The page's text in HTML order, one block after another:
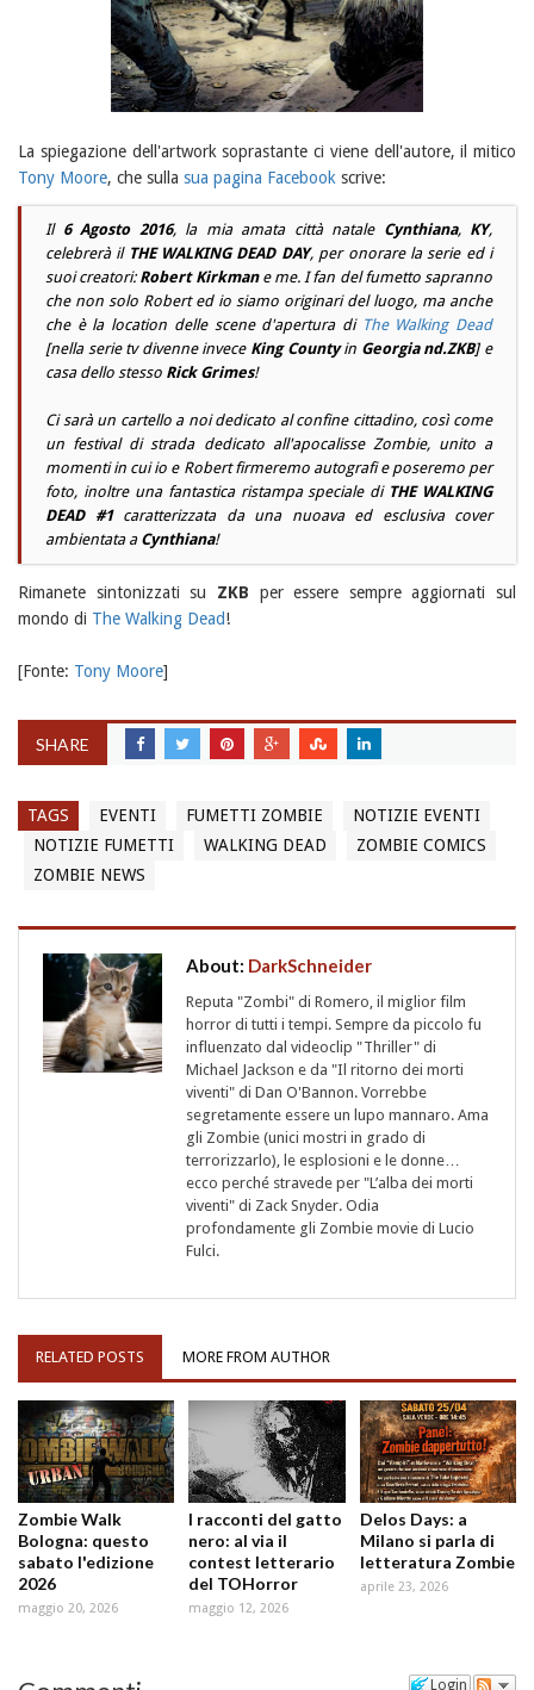
La spiegazione dell'artwork soprastante ci viene dell'autore, il mitico
Tony Moore, che sulla sua pagina Facebook scrive:
Il 6 Agosto 2016, la mia amata città natale Cynthiana, KY,
celebrerà il THE WALKING DEAD DAY, per onorare la serie ed i
suoi creatori:Robert Kirkmane me. I fan del fumetto sapranno
che non solo Roberted io siamo originari del luogo, ma anche
che è la location delle scene d'apertura di The Walking Dead
[nella serie tv divenne invece King Countyin Georgia nd.ZKB] e
casa dello stesso Rick Grimes!
Ci sarà un cartello a noi dedicato al confine cittadino, così come
un festival di strada dedicato all'apocalisse Zombie, unito a
momenti in cui io e Robertfirmeremo autografi e poseremo per
foto, inoltre una fantastica ristampa speciale di THE WALKING
DEAD #1caratterizzata da una nuoava ed esclusiva cover
ambientata a Cynthiana!
Rimanete sintonizzati su ZKB per essere sempre aggiornati sul
mondo di The Walking Dead!
[Fonte: Tony Moore]
SHARE
TAGS EVENTI FUMETTI ZOMBIE
NOTIZIE EVENTI
NOTIZIE FUMETTI
WALKING DEAD
ZOMBIE COMICS
ZOMBIE NEWS
About: DarkSchneider
Reputa "Zombi" di Romero, il miglior film
horror di tutti i tempi. Sempre da piccolo fu
influenzato dal videoclip "Thriller" di
Michael Jackson e da "Il ritorno dei morti
viventi" di Dan O'Bannon. Vorrebbe
segretamente essere un lupo mannaro. Ama
gli Zombie (unici mostri in grado di
terrorizzarlo), le esplosioni e le donne…
ecco perché stravede per "L’alba dei morti
viventi" di Zack Snyder. Odia
profondamente gli Zombie movie di Lucio
Fulci.
RELATED POSTS MORE FROM AUTHOR
Zombie Walk
Bologna: questo
sabato l'edizione
2026
maggio 20, 2026
I racconti del gatto
nero: al via il
contest letterario
del TOHorror
maggio 12, 2026
Delos Days: a
Milano si parla di
letteratura Zombie
aprile 23, 2026
Login